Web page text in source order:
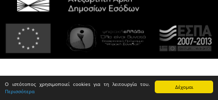
Δέχομαι
Ο ιστότοπος χρησιμοποιεί cookies για τη λειτουργία του.
Περισσότερα